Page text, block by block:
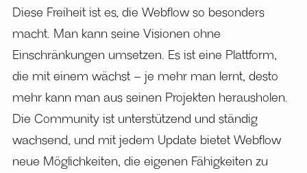
Diese Freiheit ist es, die Webflow so besonders
macht. Man kann seine Visionen ohne
Einschränkungen umsetzen. Es ist eine Plattform,
die mit einem wächst – je mehr man lernt, desto
mehr kann man aus seinen Projekten herausholen.
Die Community ist unterstützend und ständig
wachsend, und mit jedem Update bietet Webflow
neue Möglichkeiten, die eigenen Fähigkeiten zu